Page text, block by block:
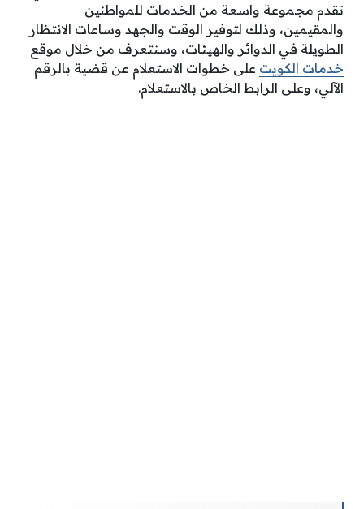
تقدم مجموعة واسعة من الخدمات للمواطنين
والمقيمين، وذلك لتوفير الوقت والجهد وساعات الانتظار
الطويلة في الدوائر والهيئات، وسنتعرف من خلال موقع
خدمات الكويت على خطوات الاستعلام عن قضية بالرقم
الآلي، وعلى الرابط الخاص بالاستعلام.